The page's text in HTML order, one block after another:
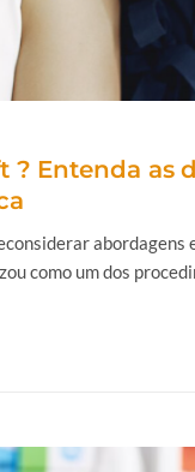
? Entenda as
abordagens
como um dos